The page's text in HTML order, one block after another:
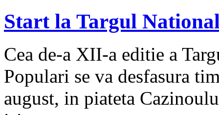
Start la Targul
Cea de-a XII-a editie a
Populari se va desfasura
august, in piateta